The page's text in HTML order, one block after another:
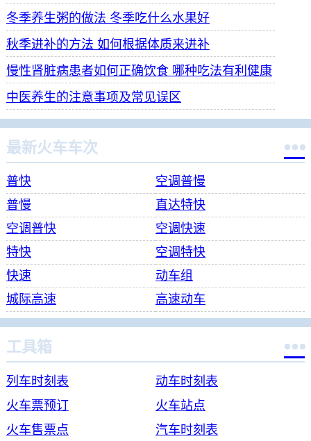
冬季养生粥的做法 冬季吃什么水果好
秋季进补的方法 如何根据体质来进补
慢性肾脏病患者如何正确饮食 哪种吃法有利健康
中医养生的注意事项及常见误区
最新火车车次 
普快
空调普慢
普慢
直达特快
空调普快
空调快速
特快
空调特快
快速
动车组
城际高速
高速动车
工具箱 
列车时刻表
动车时刻表
火车票预订
火车站点
火车售票点
汽车时刻表